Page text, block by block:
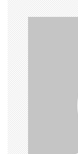
a
v
i
g
a
t
i